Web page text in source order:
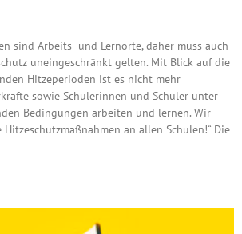
sind Arbeits- und Lernorte, daher muss auch
uneingeschränkt gelten. Mit Blick auf die
Hitzeperioden ist es nicht mehr
sowie Schülerinnen und Schüler unter
Bedingungen arbeiten und lernen. Wir
an allen Schulen!“ Die